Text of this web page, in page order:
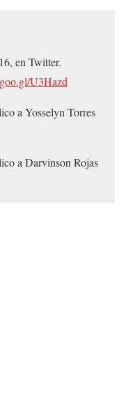
en Twitter.
U3Hazd
a Yosselyn Torres
a Darvinson Rojas